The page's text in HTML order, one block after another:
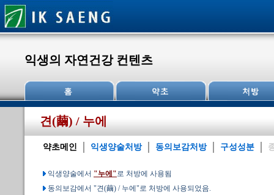
익생의 자연건강 컨텐츠
견(繭) / 누에
약초메인 익생양술처방 동의보감처방 구성성분
익생양술에서 "누에"로 처방에 사용됨
동의보감에서 "견(繭) / 누에"로 처방에 사용되었음.